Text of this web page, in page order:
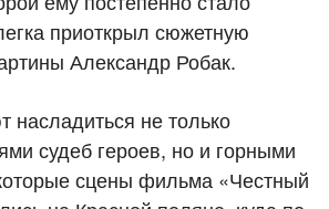
приоткрыл сюжетную
Александр Робак.
насладиться не только
судеб героев, но и горными
сцены фильма «Честный